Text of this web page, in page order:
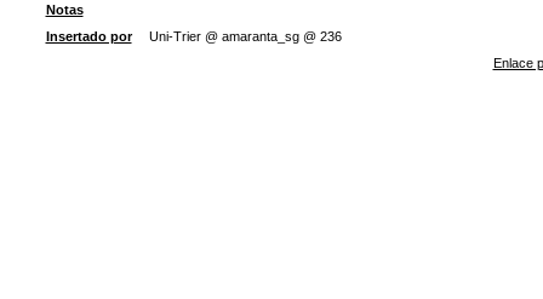
Notas
Insertado por
Uni-Trier @ amaranta_sg @ 236
Enlace